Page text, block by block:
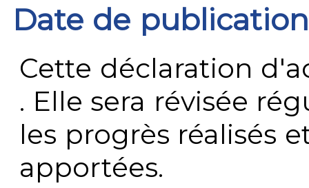
Date de publication
Cette déclaration
. Elle sera révisée
les progrès réalisés
apportées.